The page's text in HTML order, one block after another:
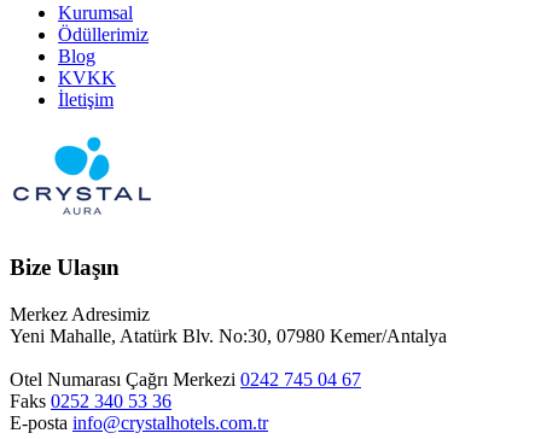
Kurumsal
Ödüllerimiz
Blog
KVKK
İletişim
Bize Ulaşın
Merkez Adresimiz
Yeni Mahalle, Atatürk Blv. No:30, 07980 Kemer/Antalya
Otel Numarası Çağrı Merkezi 0242 745 04 67
Faks 0252 340 53 36
E-posta info@crystalhotels.com.tr